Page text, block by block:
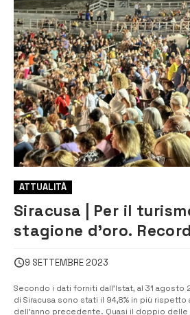
ATTUALITÀ
Siracusa | Per il
stagione d’oro.
9 SETTEMBRE 2023
Secondo i dati forniti dall’Istat, al 31 agosto
di Siracusa sono stati il 94,8% in più
dell’anno precedente. Quasi il doppio